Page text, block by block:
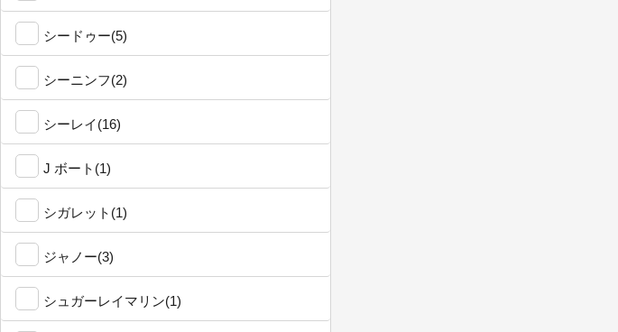
シードゥー(5)
シーニンフ(2)
シーレイ(16)
J ボート(1)
シガレット(1)
ジャノー(3)
シュガーレイマリン(1)